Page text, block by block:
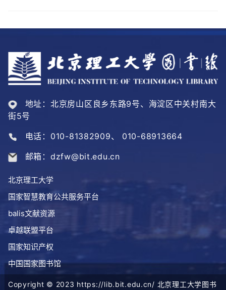
地址：北京房山区良乡东路9号、海淀区中关村南大
街5号
电话：010-81382909、 010-68913664
邮箱：dzfw@bit.edu.cn
北京理工大学
国家智慧教育公共服务平台
balis文献资源
卓越联盟平台
国家知识产权
中国国家图书馆
Copyright © 2023 https://lib.bit.edu.cn/ 北京理工大学图书